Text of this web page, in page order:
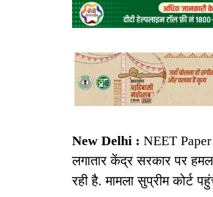
New Delhi : NEET Paper
लगातार केंद्र सरकार पर
रही है. मामला सुप्रीम कोर्ट